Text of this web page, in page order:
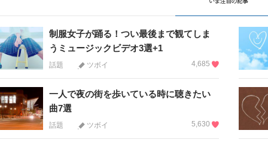
制服女子が踊る！つい最後まで観てしま
うミュージックビデオ3選+1
話題 ツボイ 4,685
一人で夜の街を歩いている時に聴きたい
曲7選
話題 ツボイ 5,630